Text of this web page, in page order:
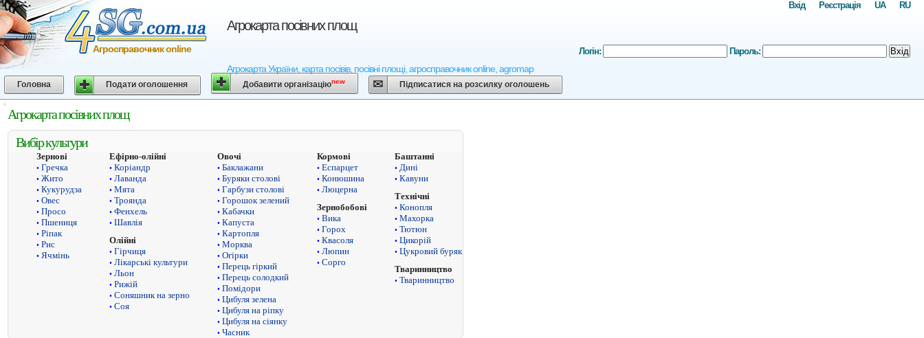
Агрокарта посівних площ
Агрокарта України, карта посівів, посівні площі, агросправочник online, agromap
Агросправочник online
RU
UA
Реєстрація
Вхід
Логін: Пароль: Вхід
Головна Подати оголошення Добавити організаціюnew Підписатися на розсилку оголошень
Агрокарта посівних площ
Вибір культури
Зернові
• Гречка
• Жито
• Кукурудза
• Овес
• Просо
• Пшениця
• Ріпак
• Рис
• Ячмінь
Ефірно-олійні
• Коріандр
• Лаванда
• Мята
• Троянда
• Фенхель
• Шавлія
Олійні
• Гірчиця
• Лікарські культури
• Льон
• Рижій
• Соняшник на зерно
• Соя
Овочі
• Баклажани
• Буряки столові
• Гарбузи столові
• Горошок зелений
• Кабачки
• Капуста
• Картопля
• Морква
• Огірки
• Перець гіркий
• Перець солодкий
• Помідори
• Цибуля зелена
• Цибуля на ріпку
• Цибуля на сіянку
• Часник
Кормові
• Еспарцет
• Конюшина
• Люцерна
Зернобобові
• Вика
• Горох
• Квасоля
• Люпин
• Сорго
Баштанні
• Дині
• Кавуни
Технічні
• Конопля
• Махорка
• Тютюн
• Цикорій
• Цукровий буряк
Тваринництво
• Тваринництво